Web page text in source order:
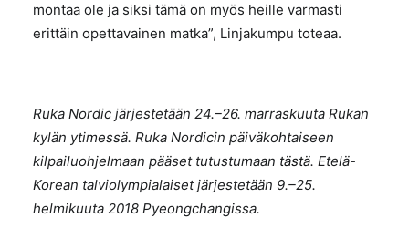
montaa ole ja siksi tämä on myös heille varmasti
erittäin opettavainen matka”, Linjakumpu toteaa.
Ruka Nordic järjestetään 24.–26. marraskuuta Rukan
kylän ytimessä. Ruka Nordicin päiväkohtaiseen
kilpailuohjelmaan pääset tutustumaan tästä. Etelä-
Korean talviolympialaiset järjestetään 9.–25.
helmikuuta 2018 Pyeongchangissa.